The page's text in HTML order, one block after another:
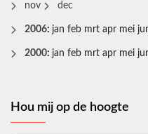
nov
dec
2006: jan feb mrt apr mei
2000: jan feb mrt apr mei
Hou mij op de hoogte